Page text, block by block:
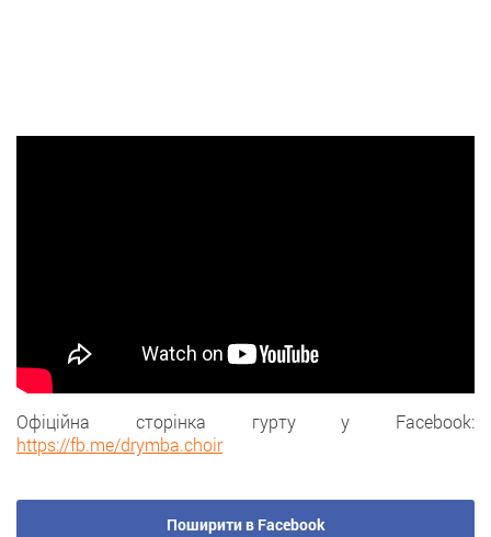
Офіційна сторінка гурту у Facebook:
https://fb.me/drymba.choir
Поширити в Facebook